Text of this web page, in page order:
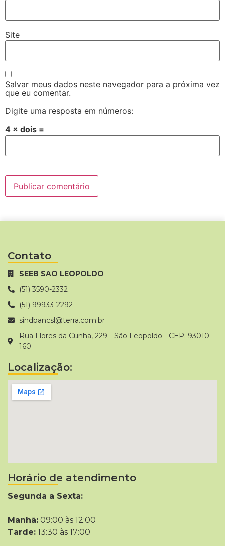
Site
Salvar meus dados neste navegador para a próxima vez
que eu comentar.
Digite uma resposta em números:
4 × dois =
Contato
SEEB SAO LEOPOLDO
(51) 3590-2332
(51) 99933-2292
sindbancsl@terra.com.br
Rua Flores da Cunha, 229 - São Leopoldo - CEP: 93010-
160
Localização:
Horário de atendimento
Segunda a Sexta:
Manhã: 09:00 às 12:00
Tarde: 13:30 às 17:00